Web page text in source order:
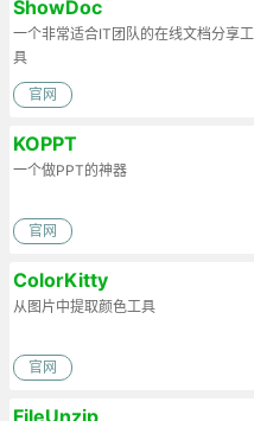
ShowDoc
一个非常适合IT团队的在线文档分享工
具
官网
KOPPT
一个做PPT的神器
官网
ColorKitty
从图片中提取颜色工具
官网